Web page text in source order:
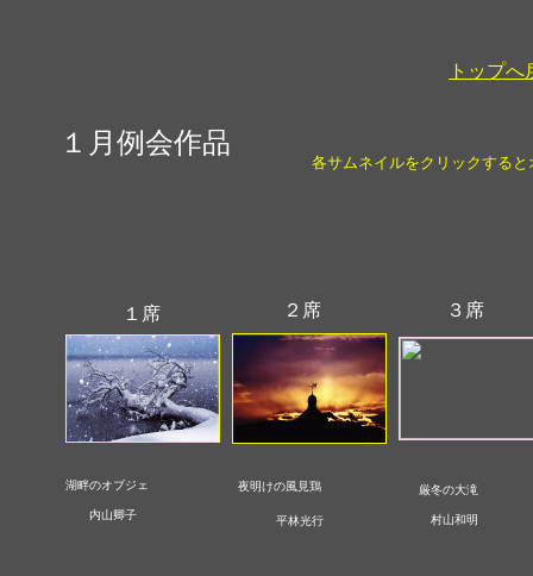
トップへ
各サムネイルをクリックする
１月例会作品
３席
２席
１席
湖畔のオブジェ
内山卿子
夜明けの風見鶏
平林光行
厳冬の大滝
村山和明